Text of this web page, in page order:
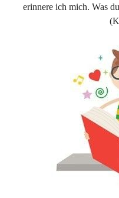
erinnere ich mich. Was